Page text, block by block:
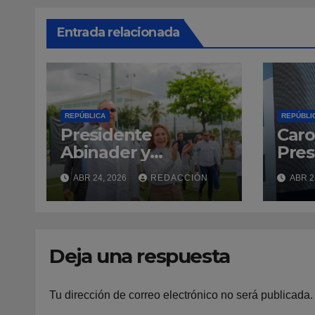
Entrada relacionada
REPÚBLICA
Presidente
Abinader y
alcaldesa Carolina
Mejía inauguran
Malecón Deportivo,
encuentro del
dominicano
ABR 24, 2026 REDACCIÓN
la
con
ABR
Deja una respuesta
Tu dirección de correo electrónico no será publicada.